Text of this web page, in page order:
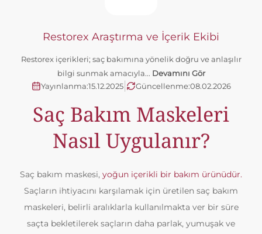
Restorex Araştırma ve İçerik Ekibi
Restorex içerikleri; saç bakımına yönelik doğru ve anlaşılır
bilgi sunmak amacıyla... Devamını Gör
Yayınlanma:15.12.2025| Güncellenme:08.02.2026
Saç Bakım Maskeleri
Nasıl Uygulanır?
Saç bakım maskesi, yoğun içerikli bir bakım ürünüdür.
Saçların ihtiyacını karşılamak için üretilen saç bakım
maskeleri, belirli aralıklarla kullanılmakta ver bir süre
saçta bekletilerek saçların daha parlak, yumuşak ve